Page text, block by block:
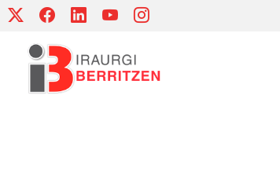
Skip
content